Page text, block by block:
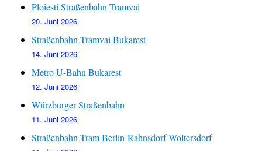
Ploiesti Straßenbahn Tramvai
20. Juni 2026
Straßenbahn Tramvai Bukarest
14. Juni 2026
Metro U-Bahn Bukarest
12. Juni 2026
Würzburger Straßenbahn
11. Juni 2026
Straßenbahn Tram Berlin-Rahnsdorf-Woltersdorf